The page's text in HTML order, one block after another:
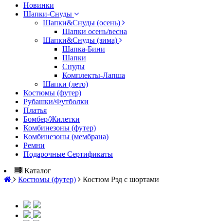
Новинки
Шапки-Снуды
Шапки&Cнуды (осень)
Шапки осень/весна
Шапки&Cнуды (зима)
Шапка-Бини
Шапки
Снуды
Комплекты-Лапша
Шапки (лето)
Костюмы (футер)
Рубашки/Футболки
Платья
Бомбер/Жилетки
Комбинезоны (футер)
Комбинезоны (мембрана)
Ремни
Подарочные Сертификаты
Каталог
Костюмы (футер)
Костюм Рэд с шортами